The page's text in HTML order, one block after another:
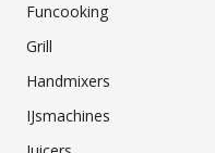
Funcooking
Grill
Handmixers
IJsmachines